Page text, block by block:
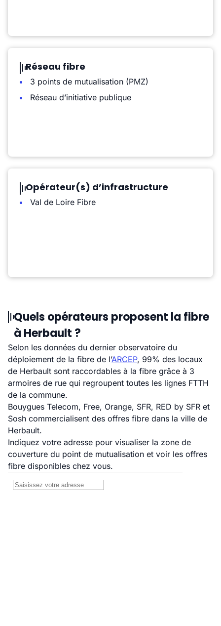
Réseau fibre
3 points de mutualisation (PMZ)
Réseau d’initiative publique
Opérateur(s) d’infrastructure
Val de Loire Fibre
Quels opérateurs proposent la fibre
à Herbault ?
Selon les données du dernier observatoire du
déploiement de la fibre de l’ARCEP, 99% des locaux
de Herbault sont raccordables à la fibre grâce à 3
armoires de rue qui regroupent toutes les lignes FTTH
de la commune.
Bouygues Telecom, Free, Orange, SFR, RED by SFR et
Sosh commercialisent des offres fibre dans la ville de
Herbault.
Indiquez votre adresse pour visualiser la zone de
couverture du point de mutualisation et voir les offres
fibre disponibles chez vous.